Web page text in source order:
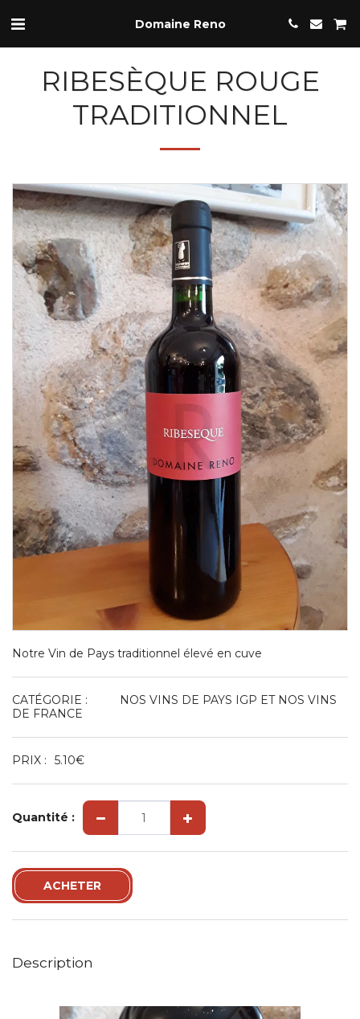
Domaine Reno
RIBESÈQUE ROUGE
TRADITIONNEL
Notre Vin de Pays traditionnel élevé en cuve
CATÉGORIE :
NOS VINS DE PAYS IGP ET NOS VINS
DE FRANCE
PRIX : 5.10€
Quantité :
ACHETER
Description